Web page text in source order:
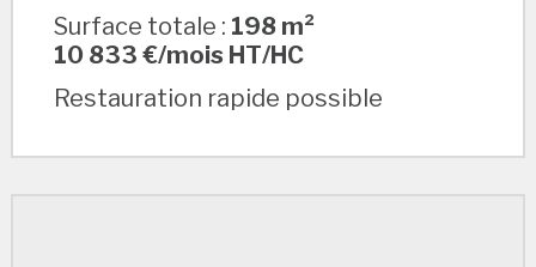
Surface totale : 198 m²
10 833 €/mois HT/HC
Restauration rapide possible